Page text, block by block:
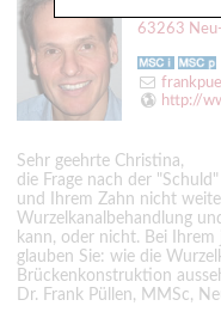
63263
http://
Sehr geehrte Christina,
die Frage nach der
und Ihrem Zahn nicht
Wurzelkanalbehandlung
kann, oder nicht. Bei
glauben Sie: wie die
Brückenkonstruktion
Dr. Frank Püllen, MMSc,